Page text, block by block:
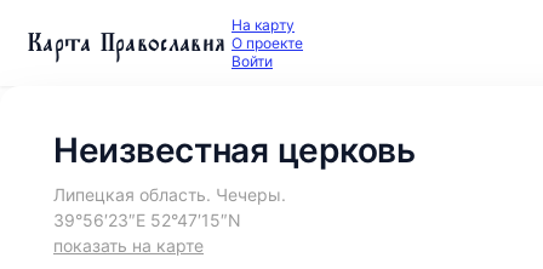
Карта Православия На карту
О проекте
Войти
Неизвестная церковь
Липецкая область. Чечеры.
39°56′23″E 52°47′15″N
показать на карте